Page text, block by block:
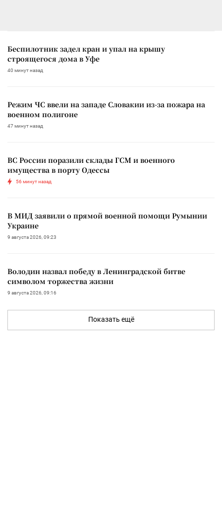
Беспилотник задел кран и упал на крышу
строящегося дома в Уфе
40 минут назад
Режим ЧС ввели на западе Словакии из-за пожара на
военном полигоне
47 минут назад
ВС России поразили склады ГСМ и военного
имущества в порту Одессы
56 минут назад
В МИД заявили о прямой военной помощи Румынии
Украине
9 августа 2026, 09:23
Володин назвал победу в Ленинградской битве
символом торжества жизни
9 августа 2026, 09:16
Показать ещё